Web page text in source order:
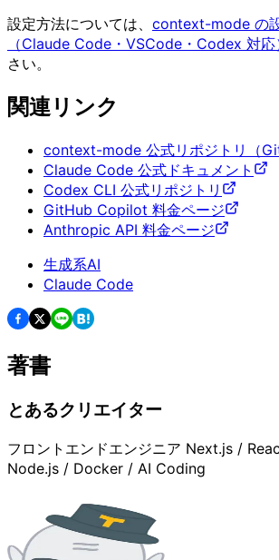
設定方法については、 context-mode の
（Claude Code・VSCode・Codex 対応
さい。
関連リンク
context-mode 公式リポジトリ
Claude Code 公式ドキュメント
Codex CLI 公式リポジトリ
GitHub Copilot 料金ページ
Anthropic API 料金ページ
生成系AI
Claude Code
著書
とあるクリエイター
フロントエンドエンジニア Next.js /
Node.js / Docker / AI Coding